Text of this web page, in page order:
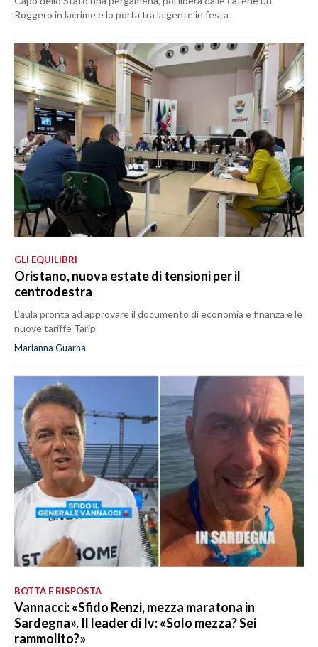
Roggero in lacrime e lo porta tra la gente in festa
GLI EQUILIBRI
Oristano, nuova estate di tensioni per il
centrodestra
L’aula pronta ad approvare il documento di economia e finanza e le
nuove tariffe Tarip
Marianna Guarna
BOTTA E RISPOSTA
Vannacci: «Sfido Renzi, mezza maratona in
Sardegna». Il leader di Iv: «Solo mezza? Sei
rammolito?»